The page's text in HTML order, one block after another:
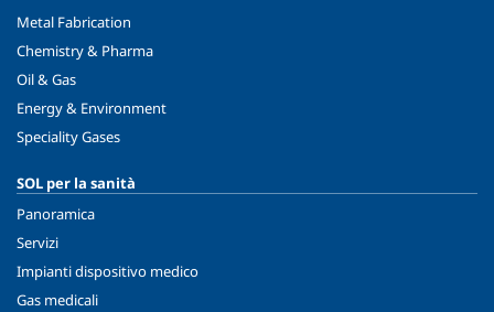
Metal Fabrication
Chemistry & Pharma
Oil & Gas
Energy & Environment
Speciality Gases
SOL per la sanità
Panoramica
Servizi
Impianti dispositivo medico
Gas medicali